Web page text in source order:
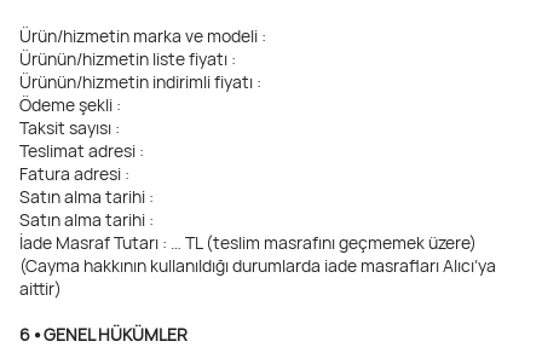
Ürün/hizmetin marka ve modeli :
Ürünün/hizmetin liste fiyatı :
Ürünün/hizmetin indirimli fiyatı :
Ödeme şekli :
Taksit sayısı :
Teslimat adresi :
Fatura adresi :
Satın alma tarihi :
Satın alma tarihi :
İade Masraf Tutarı : … TL (teslim masrafını geçmemek üzere)
(Cayma hakkının kullanıldığı durumlarda iade masrafları Alıcı’ya
aittir)
6 ⦁ GENEL HÜKÜMLER